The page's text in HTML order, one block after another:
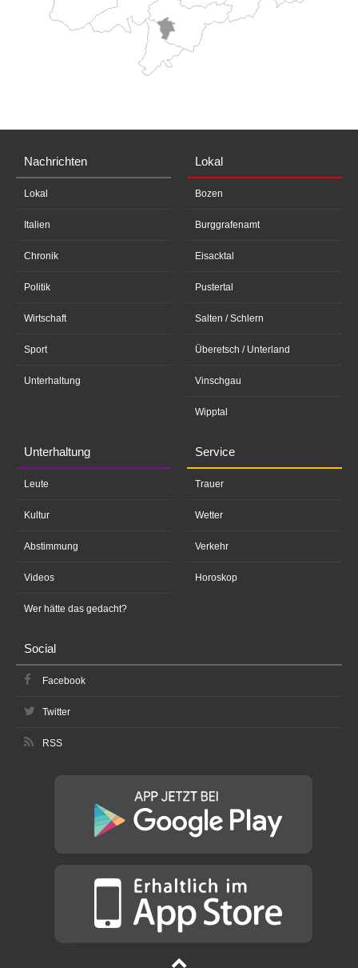
Nachrichten
Lokal
Italien
Chronik
Politik
Wirtschaft
Sport
Unterhaltung
Lokal
Bozen
Burggrafenamt
Eisacktal
Pustertal
Salten / Schlern
Überetsch / Unterland
Vinschgau
Wipptal
Unterhaltung
Leute
Kultur
Abstimmung
Videos
Wer hätte das gedacht?
Service
Trauer
Wetter
Verkehr
Horoskop
Social
Facebook
Twitter
RSS